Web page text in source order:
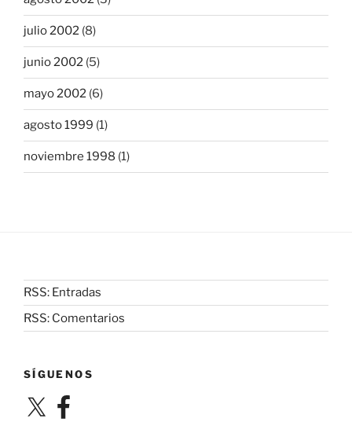
julio 2002 (8)
junio 2002 (5)
mayo 2002 (6)
agosto 1999 (1)
noviembre 1998 (1)
RSS: Entradas
RSS: Comentarios
SÍGUENOS
X Facebook